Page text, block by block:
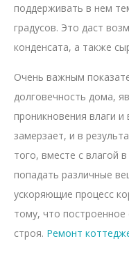
поддерживать в нем
градусов. Это даст
конденсата, а также
Очень важным
долговечность дома,
проникновения влаги
замерзает, и в
того, вместе с влагой
попадать различные
ускоряющие процесс
тому, что
строя. Ремонт